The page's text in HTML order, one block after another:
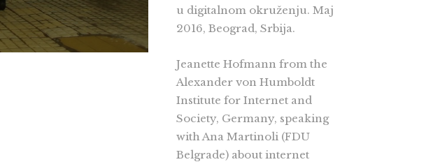
u digitalnom okruženju. Maj
2016, Beograd, Srbija.
Jeanette Hofmann from the
Alexander von Humboldt
Institute for Internet and
Society, Germany, speaking
with Ana Martinoli (FDU
Belgrade) about internet